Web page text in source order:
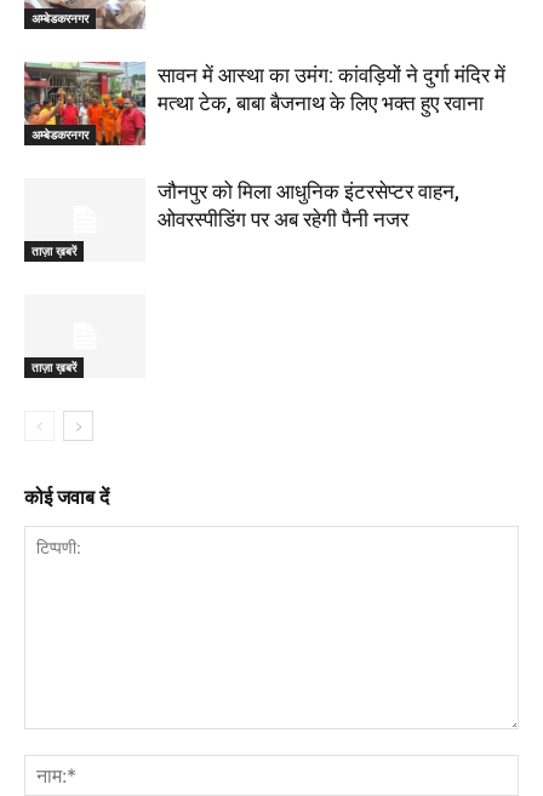
अम्बेडकरनगर
अम्बेडकरनगर
सावन में आस्था का उमंग: कांवड़ियों ने दुर्गा मंदिर में
मत्था टेक, बाबा बैजनाथ के लिए भक्त हुए रवाना
ताज़ा ख़बरें
जौनपुर को मिला आधुनिक इंटरसेप्टर वाहन,
ओवरस्पीडिंग पर अब रहेगी पैनी नजर
ताज़ा ख़बरें
कोई जवाब दें